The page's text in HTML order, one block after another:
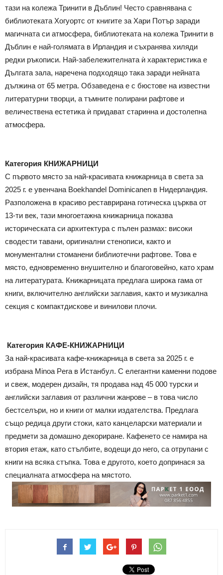
тази на колежа Тринити в Дъблин! Често сравнявана с
библиотеката Хогуортс от книгите за Хари Потър заради
магичната си атмосфера, библиотеката на колежа Тринити в
Дъблин е най-голямата в Ирландия и съхранява хиляди
редки ръкописи. Най-забележителната ѝ характеристика е
Дългата зала, наречена подходящо така заради нейната
дължина от 65 метра. Обзаведена е с бюстове на известни
литературни творци, а тъмните полирани рафтове и
величествена естетика ѝ придават старинна и достолепна
атмосфера.
Категория КНИЖАРНИЦИ
С първото място за най-красивата книжарница в света за
2025 г. е увенчана Boekhandel Dominicanen в Нидерландия.
Разположена в красиво реставрирана готическа църква от
13-ти век, тази многоетажна книжарница показва
историческата си архитектура с пълен размах: високи
сводести тавани, оригинални стенописи, както и
монументални стоманени библиотечни рафтове. Това е
място, едновременно внушително и благоговейно, като храм
на литературата. Книжарницата предлага широка гама от
книги, включително английски заглавия, както и музикална
секция с компактдискове и винилови плочи.
Категория КАФЕ-КНИЖАРНИЦИ
За най-красивата кафе-книжарница в света за 2025 г. е
избрана Minoa Pera в Истанбул. С елегантни каменни подове
и свеж, модерен дизайн, тя продава над 45 000 турски и
английски заглавия от различни жанрове – в това число
бестселъри, но и книги от малки издателства. Предлага
също редица други стоки, като канцеларски материали и
предмети за домашно декориране. Кафенето се намира на
втория етаж, като стълбите, водещи до него, са отрупани с
книги на всяка стъпка. Това е другото, което допринася за
специалната атмосфера на мястото.